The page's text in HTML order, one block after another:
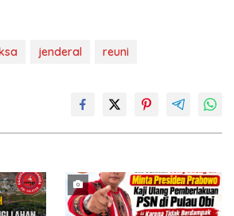
jenderal reuni